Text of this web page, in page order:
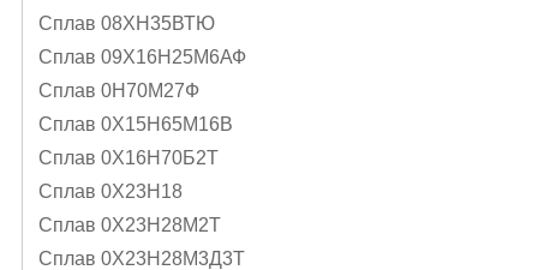
Сплав 08ХН35ВТЮ
Сплав 09Х16Н25М6АФ
Сплав 0Н70М27Ф
Сплав 0Х15Н65М16В
Сплав 0Х16Н70Б2Т
Сплав 0Х23Н18
Сплав 0Х23Н28М2Т
Сплав 0Х23Н28М3Д3Т